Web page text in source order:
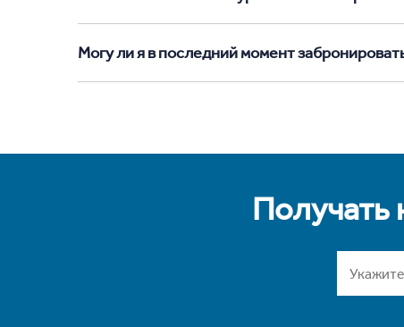
Могу ли я в последний момент
Получать